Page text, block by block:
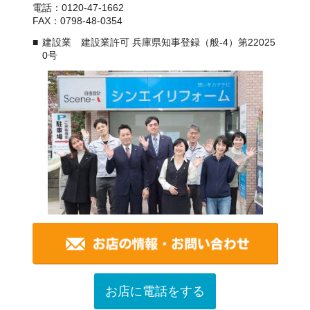
電話：0120-47-1662
FAX：0798-48-0354
建設業 建設業許可 兵庫県知事登録（般-4）第22025
0号
お店に電話をする